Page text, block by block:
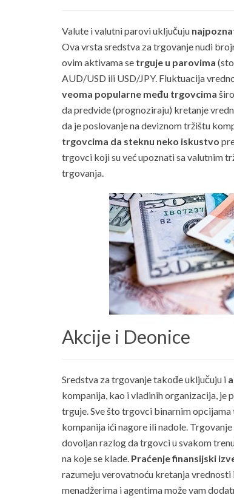
Valute i valutni parovi uključuju
Ova vrsta sredstva za trgovanje nudi
ovim aktivama se trguje u parovima
AUD/USD ili USD/JPY. Fluktuacija
veoma popularne među trgovcima
da predvide (prognoziraju) kretanje
da je poslovanje na deviznom tržištu
trgovcima da steknu neko iskustvo
trgovci koji su već upoznati sa valutnim
trgovanja.
Akcije i Deonice
Sredstva za trgovanje takođe uključuju i
kompanija, kao i vladinih organizacija, je
trguje. Sve što trgovci binarnim opcijama
kompanija ići nagore ili nadole.
dovoljan razlog da trgovci u svakom
na koje se klade. Praćenje finansijski
razumeju verovatnoću kretanja
menadžerima i agentima može vam